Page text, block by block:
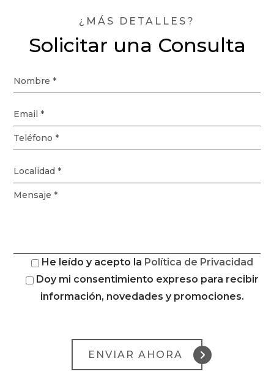
¿MÁS DETALLES?
Solicitar una Consulta
He leído y acepto la Política de Privacidad
Doy mi consentimiento expreso para recibir
información, novedades y promociones.